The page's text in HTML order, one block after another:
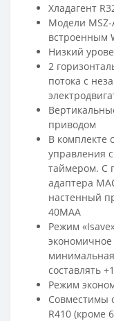
Хладагент
Модели
встроенным
Низкий
2
потока с
приводом
В комплекте
управления
таймером. С
адаптера
настенный
40MAA
Режим
составлять
Режим
Совместимы
R410 (кроме